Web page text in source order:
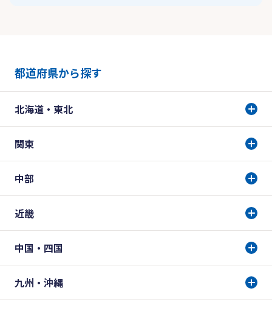
都道府県から探す
北海道・東北
関東
中部
近畿
中国・四国
九州・沖縄